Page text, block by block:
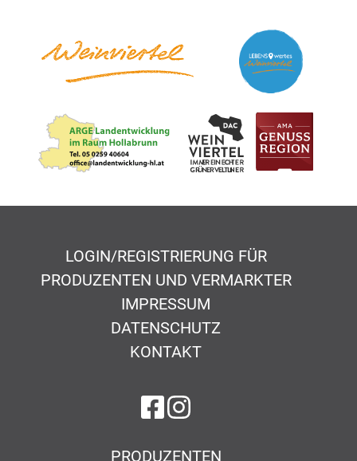
LOGIN/REGISTRIERUNG FÜR
PRODUZENTEN UND VERMARKTER
IMPRESSUM
DATENSCHUTZ
KONTAKT
auf Facebook
auf Instagram
PRODUZENTEN